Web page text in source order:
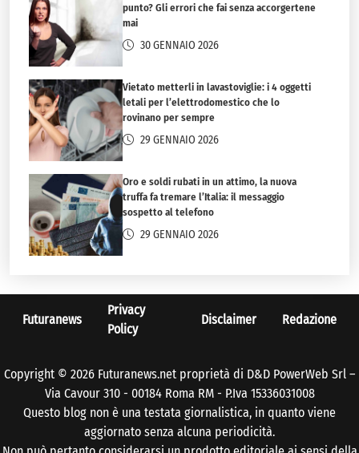
punto? Gli errori che fai senza accorgertene
mai
30 GENNAIO 2026
Vietato metterli in lavastoviglie: i 4 oggetti
letali per l’elettrodomestico che lo
rovinano per sempre
29 GENNAIO 2026
Oro e soldi rubati in un attimo, la nuova
truffa fa tremare l’Italia: il messaggio
sospetto al telefono
29 GENNAIO 2026
Futuranews
Privacy
Policy
Disclaimer Redazione
Copyright © 2026 Futuranews.net proprietà di D&D PowerWeb Srl –
Via Cavour 310 - 00184 Roma RM - P.Iva 15336031008
Questo blog non è una testata giornalistica, in quanto viene
aggiornato senza alcuna periodicità.